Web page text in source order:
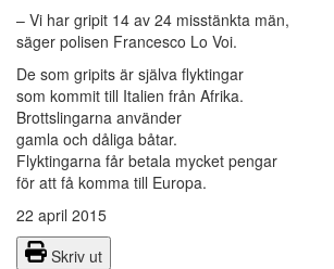
– Vi har gripit 14 av 24 misstänkta män,
säger polisen Francesco Lo Voi.
De som gripits är själva flyktingar
som kommit till Italien från Afrika.
Brottslingarna använder
gamla och dåliga båtar.
Flyktingarna får betala mycket pengar
för att få komma till Europa.
22 april 2015
Skriv ut